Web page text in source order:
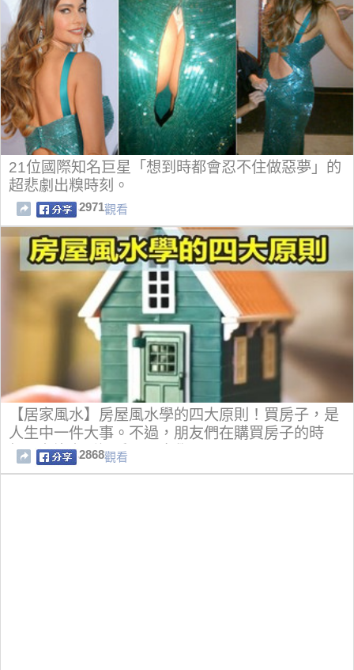
21位國際知名巨星「想到時都會忍不住做惡夢」的
超悲劇出糗時刻。
2971觀看
【居家風水】房屋風水學的四大原則！買房子，是
人生中一件大事。不過，朋友們在購買房子的時
候，有沒有看過房屋風水學呢？
2868觀看